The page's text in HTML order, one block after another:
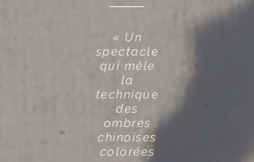
« Un
spectacle
qui mêle
la
technique
des
ombres
chinoises
colorées